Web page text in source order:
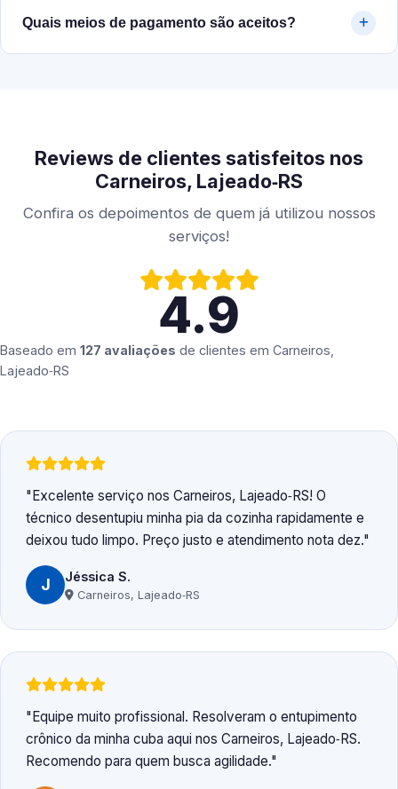
Quais meios de pagamento são aceitos?
Reviews de clientes satisfeitos nos
Carneiros, Lajeado‑RS
Confira os depoimentos de quem já utilizou nossos
serviços!
4.9
Baseado em 127 avaliações de clientes em Carneiros,
Lajeado‑RS
Excelente serviço nos Carneiros, Lajeado‑RS! O
técnico desentupiu minha pia da cozinha rapidamente e
deixou tudo limpo. Preço justo e atendimento nota dez.
J Jéssica S.
Carneiros, Lajeado‑RS
Equipe muito profissional. Resolveram o entupimento
crônico da minha cuba aqui nos Carneiros, Lajeado‑RS.
Recomendo para quem busca agilidade.